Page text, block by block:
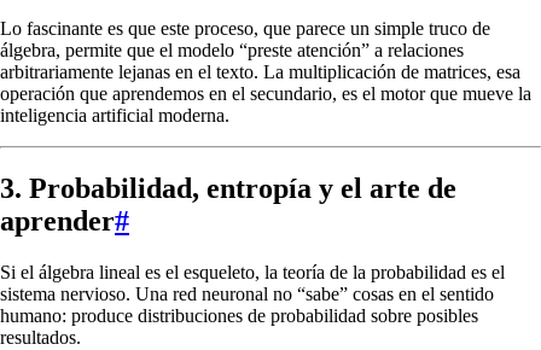
Lo fascinante es que este proceso, que parece un simple truco de
álgebra, permite que el modelo “preste atención” a relaciones
arbitrariamente lejanas en el texto. La multiplicación de matrices, esa
operación que aprendemos en el secundario, es el motor que mueve la
inteligencia artificial moderna.
3. Probabilidad, entropía y el arte de
aprender#
Si el álgebra lineal es el esqueleto, la teoría de la probabilidad es el
sistema nervioso. Una red neuronal no “sabe” cosas en el sentido
humano: produce distribuciones de probabilidad sobre posibles
resultados.